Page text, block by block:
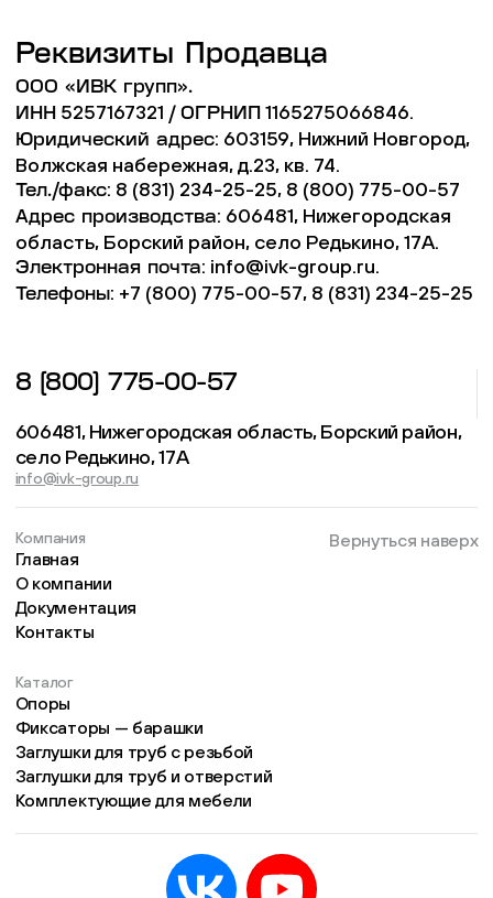
Реквизиты Продавца
ООО «ИВК групп».
ИНН5257167321 / ОГРНИП1165275066846.
Юридический адрес: 603159, Нижний Новгород,
Волжская набережная, д.23, кв. 74.
Тел./факс: 8 (831) 234-25-25, 8 (800) 775-00-57
Адрес производства: 606481, Нижегородская
область, Борский район, село Редькино, 17А.
Электронная почта: info@ivk-group.ru.
Телефоны: +7 (800) 775-00-57, 8 (831) 234-25-25
8 (800) 775-00-57
606481, Нижегородская область, Борский район,
село Редькино, 17А
info@ivk-group.ru
Компания
Главная
О компании
Документация
Контакты
Каталог
Опоры
Фиксаторы — барашки
Заглушки для труб с резьбой
Заглушки для труб и отверстий
Комплектующие для мебели
Вернуться наверх